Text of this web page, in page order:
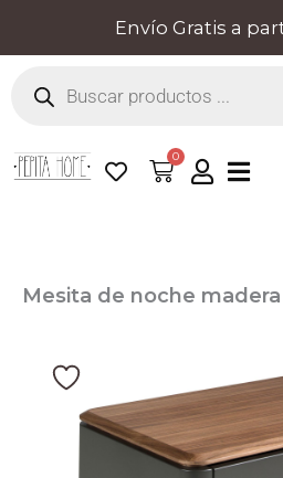
contenido
Envío Gratis a
productos
0
Cart
Mesita de noche